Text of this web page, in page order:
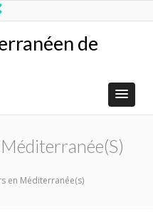
de
en Méditerranée(s)